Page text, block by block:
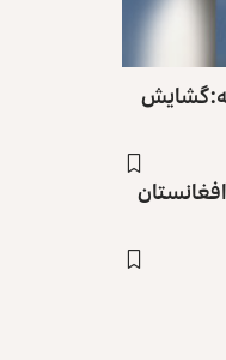
گشایش
افغانستان